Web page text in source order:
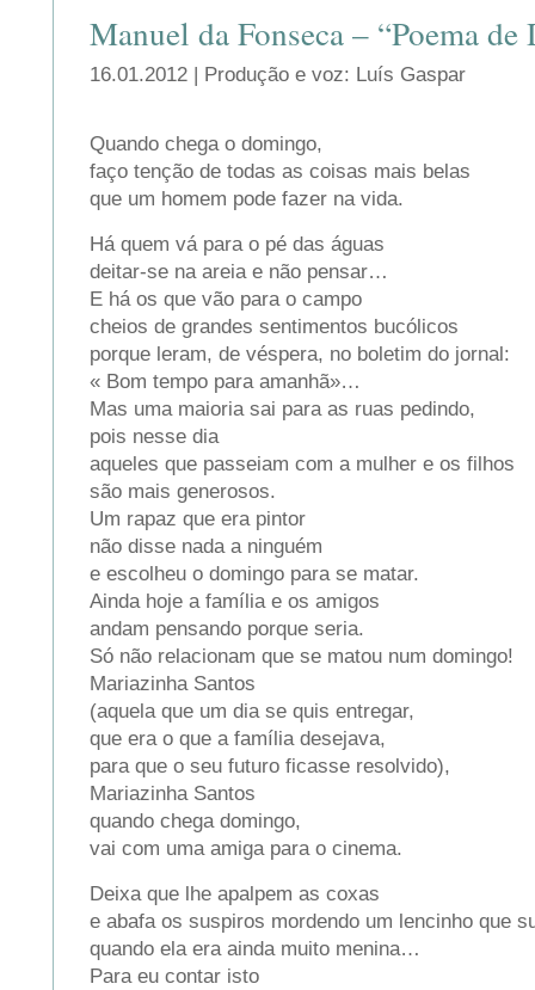
Manuel da Fonseca – “Poema
16.01.2012 | Produção e voz: Luís Gaspar
Quando chega o domingo,
faço tenção de todas as coisas mais belas
que um homem pode fazer na vida.
Há quem vá para o pé das águas
deitar-se na areia e não pensar…
E há os que vão para o campo
cheios de grandes sentimentos bucólicos
porque leram, de véspera, no boletim do jornal:
« Bom tempo para amanhã»…
Mas uma maioria sai para as ruas pedindo,
pois nesse dia
aqueles que passeiam com a mulher e os filhos
são mais generosos.
Um rapaz que era pintor
não disse nada a ninguém
e escolheu o domingo para se matar.
Ainda hoje a família e os amigos
andam pensando porque seria.
Só não relacionam que se matou num domingo!
Mariazinha Santos
(aquela que um dia se quis entregar,
que era o que a família desejava,
para que o seu futuro ficasse resolvido),
Mariazinha Santos
quando chega domingo,
vai com uma amiga para o cinema.
Deixa que lhe apalpem as coxas
e abafa os suspiros mordendo um lencinho que
quando ela era ainda muito menina…
Para eu contar isto